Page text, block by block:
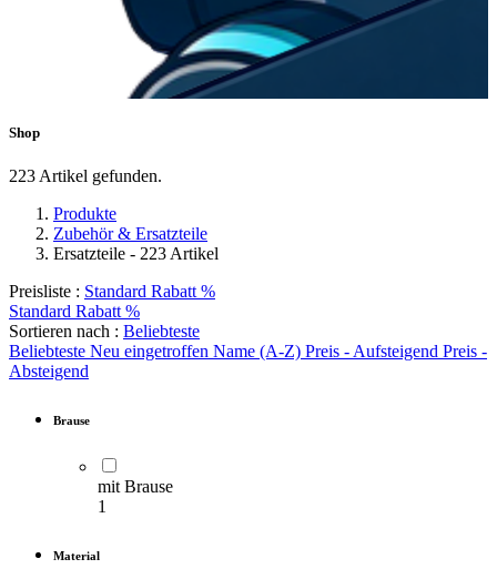
Dichtungen & O-Ringe
Strahlregler & Perlatoren
Griffe, Hebel &
Brauseköpfe
Shop
223 Artikel gefunden.
Produkte
Zubehör & Ersatzteile
Ersatzteile - 223 Artikel
Preisliste : Standard Rabatt %
Standard Rabatt %
Sortieren nach : Beliebteste
Beliebteste Neu eingetroffen Name (A-Z) Preis - Aufsteigend Preis -
Absteigend
Brause
mit Brause
1
Material